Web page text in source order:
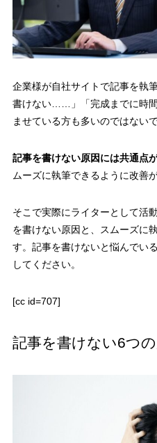
企業様が自社サイトで記事を執
書けない……」「完成までに時
ませている方も多いのではない
記事を書けない原因には共通点が
ムーズに執筆できるように改善
そこで実際にライターとして活
を書けない原因と、スムーズに
す。記事を書けないと悩んでい
してください。
[cc id=707]
記事を書けない6つ